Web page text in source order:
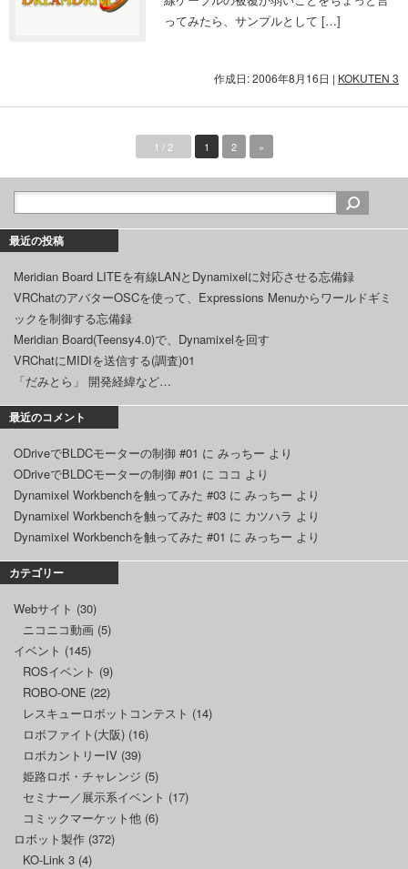
ってみたら、サンプルとして […]
作成日: 2006年8月16日 | KOKUTEN 3
1 / 2 1 2 »
最近の投稿
Meridian Board LITEを有線LANとDynamixelに対応させる忘備録
VRChatのアバターOSCを使って、Expressions Menuからワールドギミ
ックを制御する忘備録
Meridian Board(Teensy4.0)で、Dynamixelを回す
VRChatにMIDIを送信する(調査)01
「だみとら」 開発経緯など…
最近のコメント
ODriveでBLDCモーターの制御 #01 に みっちー より
ODriveでBLDCモーターの制御 #01 に ココ より
Dynamixel Workbenchを触ってみた #03 に みっちー より
Dynamixel Workbenchを触ってみた #03 に カツハラ より
Dynamixel Workbenchを触ってみた #01 に みっちー より
カテゴリー
Webサイト (30)
ニコニコ動画 (5)
イベント (145)
ROSイベント (9)
ROBO-ONE (22)
レスキューロボットコンテスト (14)
ロボファイト(大阪) (16)
ロボカントリーIV (39)
姫路ロボ・チャレンジ (5)
セミナー／展示系イベント (17)
コミックマーケット他 (6)
ロボット製作 (372)
KO-Link 3 (4)